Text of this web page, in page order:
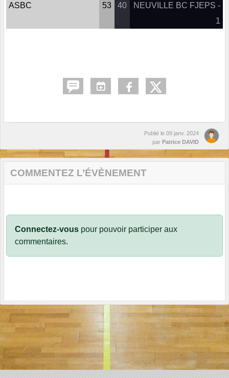
ASBC 53 40
NEUVILLE BC FJEPS -
1
Publié le 09 janv. 2024
par Patrice DAVID
COMMENTEZ L’ÉVÈNEMENT
Connectez-vous pour pouvoir participer aux
commentaires.